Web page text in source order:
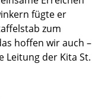
fügte er
zum
hoffen wir auch –
Leitung der Kita St.